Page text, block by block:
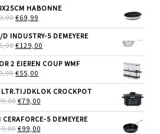
HABONNE
OORSPRONKELIJKE
WAS:
€99,00.
€69,99
IS:
€69,99.
INDUSTRY-5 DEMEYERE
OORSPRONKELIJKE
WAS:
€185,00.
€129,00
IS:
2 EIEREN COUP WMF
OORSPRONKELIJKE
WAS:
€69,99.
€55,00
IS:
€55,00.
CROCKPOT
OORSPRONKELIJKE
WAS:
€109,00.
€79,00HUIDIGE
IS:
€79,00.
5 DEMEYERE
OORSPRONKELIJKE
€99,00HUIDIGE